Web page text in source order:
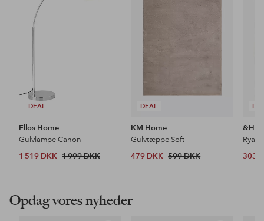
DEAL
Ellos Home
Gulvlampe Canon
1 519 DKK 1 999 DKK
DEAL
KM Home
Gulvtæppe Soft
479 DKK 599 DKK
303
Opdag vores nyheder